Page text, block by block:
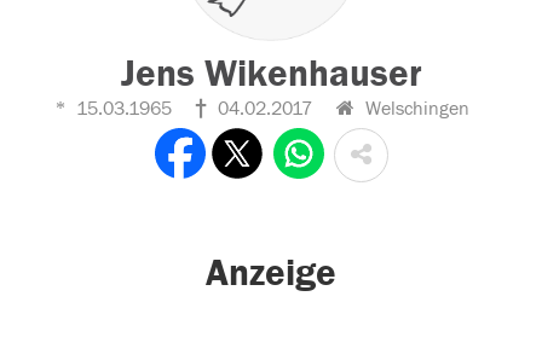
Jens Wikenhauser
15.03.1965 04.02.2017 Welschingen
Anzeige